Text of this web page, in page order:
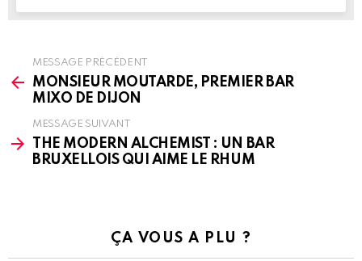
more
MESSAGE PRÉCÉDENT
MONSIEUR MOUTARDE, PREMIER BAR
MIXO DE DIJON
MESSAGE SUIVANT
THE MODERN ALCHEMIST : UN BAR
BRUXELLOIS QUI AIME LE RHUM
ÇA VOUS A PLU ?